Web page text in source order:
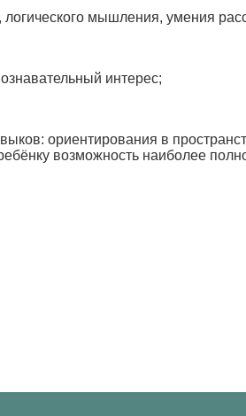
мышления, умения
интерес;
ориентирования в
возможность наиболее